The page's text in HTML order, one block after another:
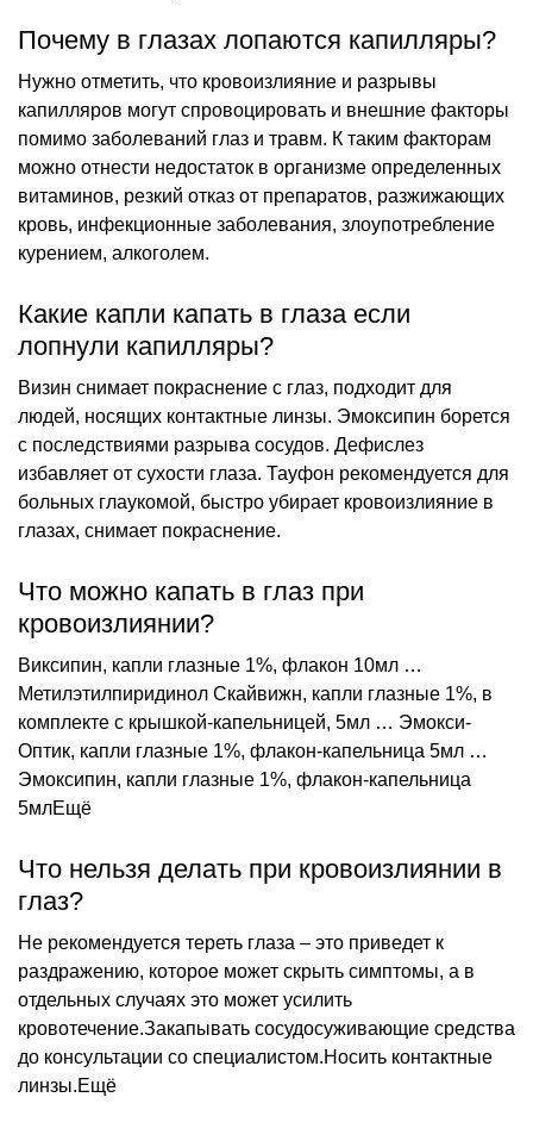
Почему в глазах лопаются капилляры?
Нужно отметить, что кровоизлияние и разрывы
капилляров могут спровоцировать и внешние факторы
помимо заболеваний глаз и травм. К таким факторам
можно отнести недостаток в организме определенных
витаминов, резкий отказ от препаратов, разжижающих
кровь, инфекционные заболевания, злоупотребление
курением, алкоголем.
Какие капли капать в глаза если
лопнули капилляры?
Визин снимает покраснение с глаз, подходит для
людей, носящих контактные линзы. Эмоксипин борется
с последствиями разрыва сосудов. Дефислез
избавляет от сухости глаза. Тауфон рекомендуется для
больных глаукомой, быстро убирает кровоизлияние в
глазах, снимает покраснение.
Что можно капать в глаз при
кровоизлиянии?
Виксипин, капли глазные 1%, флакон 10мл …
Метилэтилпиридинол Скайвижн, капли глазные 1%, в
комплекте с крышкой-капельницей, 5мл … Эмокси-
Оптик, капли глазные 1%, флакон-капельница 5мл …
Эмоксипин, капли глазные 1%, флакон-капельница
5млЕщё
Что нельзя делать при кровоизлиянии в
глаз?
Не рекомендуется тереть глаза – это приведет к
раздражению, которое может скрыть симптомы, а в
отдельных случаях это может усилить
кровотечение.Закапывать сосудосуживающие средства
до консультации со специалистом.Носить контактные
линзы.Ещё